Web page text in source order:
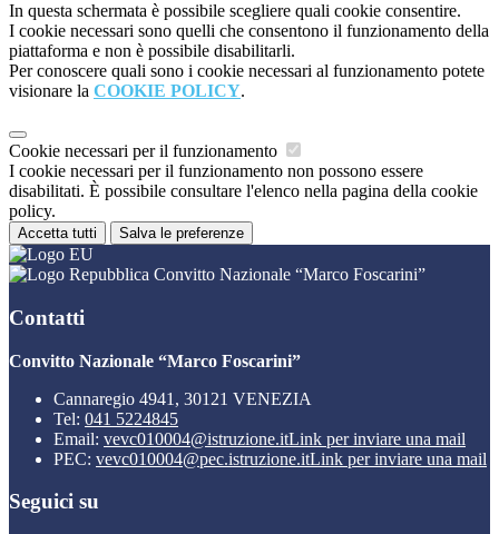
In questa schermata è possibile scegliere quali cookie consentire.
I cookie necessari sono quelli che consentono il funzionamento della
piattaforma e non è possibile disabilitarli.
Per conoscere quali sono i cookie necessari al funzionamento potete
visionare la COOKIE POLICY.
Cookie necessari per il funzionamento
I cookie necessari per il funzionamento non possono essere
disabilitati. È possibile consultare l'elenco nella pagina della cookie
policy.
Accetta tutti Salva le preferenze
Convitto Nazionale “Marco Foscarini”
Contatti
Convitto Nazionale “Marco Foscarini”
Cannaregio 4941, 30121 VENEZIA
Tel: 041 5224845
Email: vevc010004@istruzione.itLink per inviare una mail
PEC: vevc010004@pec.istruzione.itLink per inviare una mail
Seguici su